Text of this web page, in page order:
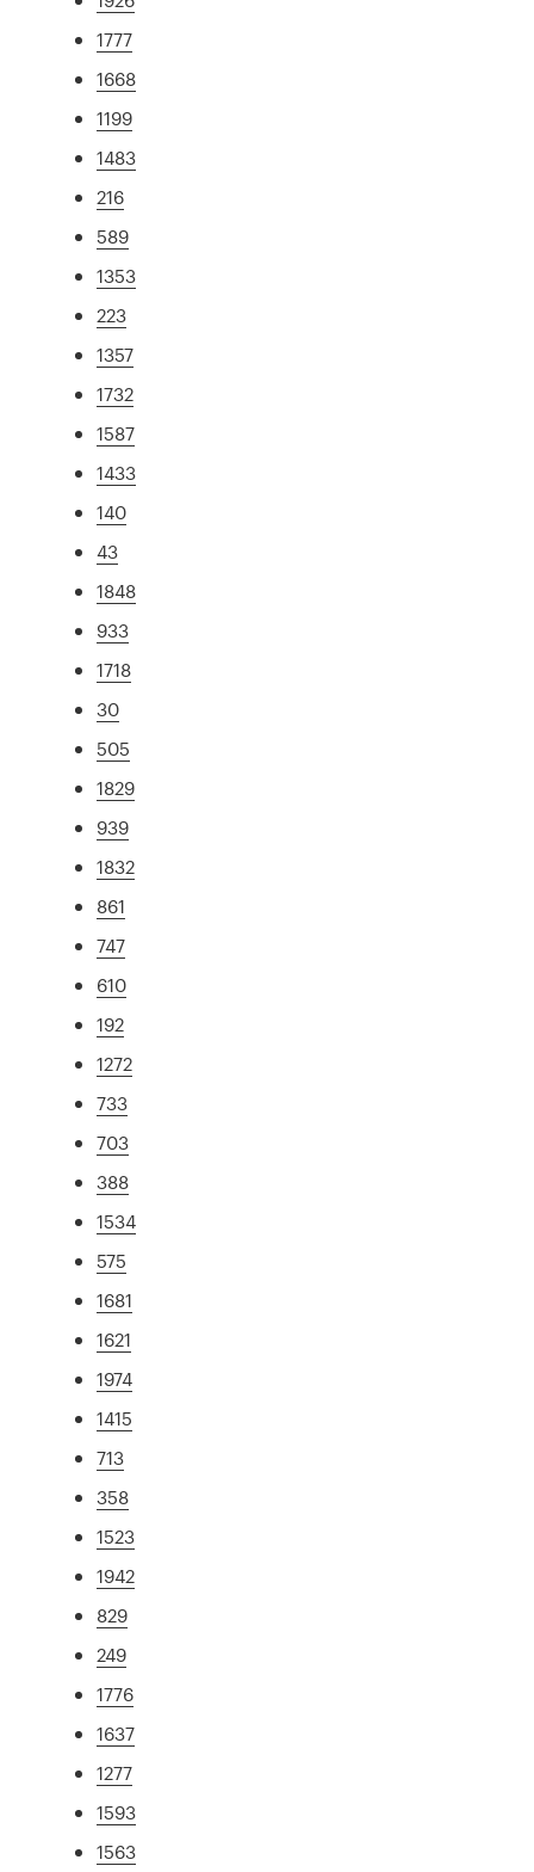
1777
1668
1199
1483
216
589
1353
223
1357
1732
1587
1433
140
43
1848
933
1718
30
505
1829
939
1832
861
747
610
192
1272
733
703
388
1534
575
1681
1621
1974
1415
713
358
1523
1942
829
249
1776
1637
1277
1593
1563